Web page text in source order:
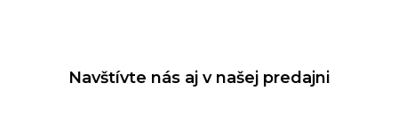
Navštívte nás aj v našej predajni